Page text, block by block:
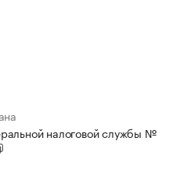
налоговой службы №